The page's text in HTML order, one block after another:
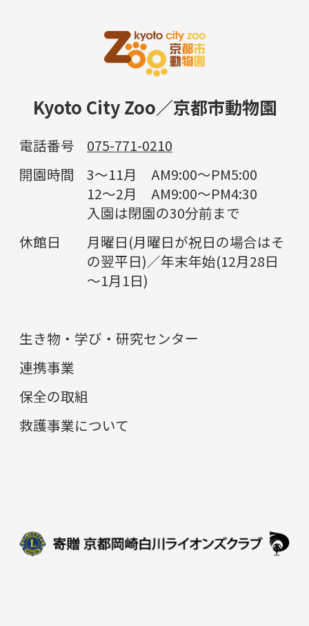
Kyoto City Zoo／京都市動物園
電話番号
075-771-0210
開園時間
3～11月 AM9:00～PM5:00
12～2月 AM9:00～PM4:30
入園は閉園の30分前まで
休館日
月曜日(月曜日が祝日の場合はそ
の翌平日)／年末年始(12月28日
～1月1日)
生き物・学び・研究センター
連携事業
保全の取組
救護事業について